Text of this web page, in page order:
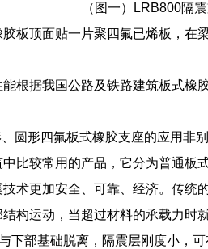
（图一）LRB800隔
板顶面贴一片聚四氟已烯板，
根据我国公路及铁路建筑板式
圆形四氟板式橡胶支座的应用非
比较常用的产品，它分为普通板
术更加安全、可靠、经济。传统
构运动，当超过材料的承载力
下部基础脱离，隔震层刚度小，